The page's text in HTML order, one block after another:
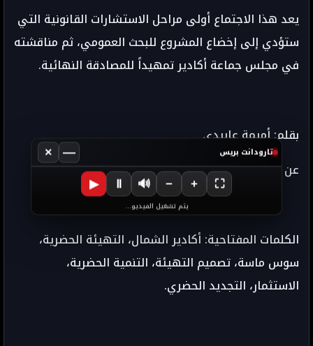
يعد هذا الاجتماع أولى مراحل الاستشارات القانونية التي
ستؤدي إلى إخضاع المشروع للبحث العمومي، ثم مناقشته
في مجلس جماعة أكادير تمهيداً للمصادقة النهائية.
بقلم: أميمة عابيدي
عن جريدة تارودانت taroudant 24
الكلمات المفتاحية: أكادير الشمال، التهيئة الحضرية،
سوس ماسة، تصميم التهيئة، التنمية الحضرية،
الاستثمار، التجديد الحضري.
تارودانت بريس —
×
▶ Ⅱ 🔊 − + ⛶
يتم تشغيل الفيديو...